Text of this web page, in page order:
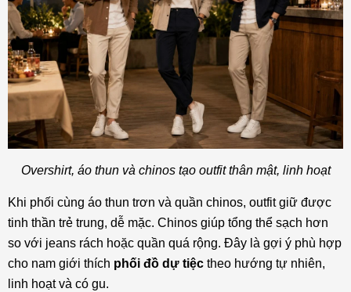
Overshirt, áo thun và chinos tạo outfit thân mật, linh hoạt
Khi phối cùng áo thun trơn và quần chinos, outfit giữ được
tinh thần trẻ trung, dễ mặc. Chinos giúp tổng thể sạch hơn
so với jeans rách hoặc quần quá rộng. Đây là gợi ý phù hợp
cho nam giới thích phối đồ dự tiệc theo hướng tự nhiên,
linh hoạt và có gu.